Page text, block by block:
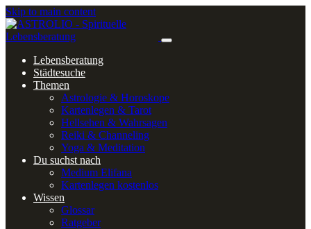
Skip to main content
Lebensberatung
Städtesuche
Themen
Astrologie & Horoskope
Kartenlegen & Tarot
Hellsehen & Wahrsagen
Reiki & Channeling
Yoga & Meditation
Du suchst nach
Medium Elifana
Kartenlegen kostenlos
Wissen
Glossar
Ratgeber